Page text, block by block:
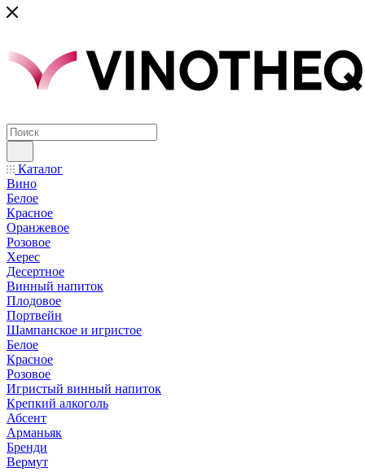
Каталог
Вино
Белое
Красное
Оранжевое
Розовое
Херес
Десертное
Винный напиток
Плодовое
Портвейн
Шампанское и игристое
Белое
Красное
Розовое
Игристый винный напиток
Крепкий алкоголь
Абсент
Арманьяк
Бренди
Вермут